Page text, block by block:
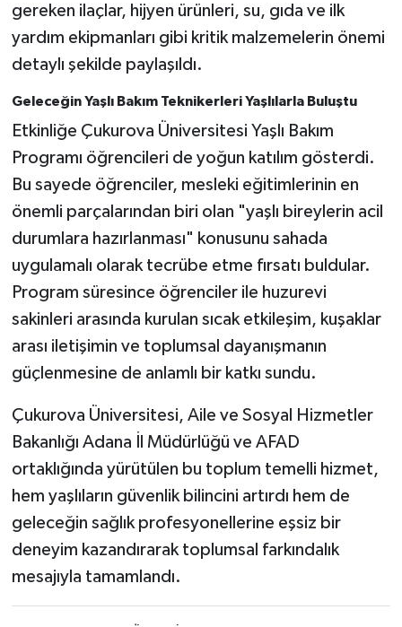
gereken ilaçlar, hijyen ürünleri, su, gıda ve ilk
yardım ekipmanları gibi kritik malzemelerin önemi
detaylı şekilde paylaşıldı.
Geleceğin Yaşlı Bakım Teknikerleri Yaşlılarla Buluştu
Etkinliğe Çukurova Üniversitesi Yaşlı Bakım
Programı öğrencileri de yoğun katılım gösterdi.
Bu sayede öğrenciler, mesleki eğitimlerinin en
önemli parçalarından biri olan "yaşlı bireylerin acil
durumlara hazırlanması" konusunu sahada
uygulamalı olarak tecrübe etme fırsatı buldular.
Program süresince öğrenciler ile huzurevi
sakinleri arasında kurulan sıcak etkileşim, kuşaklar
arası iletişimin ve toplumsal dayanışmanın
güçlenmesine de anlamlı bir katkı sundu.
Çukurova Üniversitesi, Aile ve Sosyal Hizmetler
Bakanlığı Adana İl Müdürlüğü ve AFAD
ortaklığında yürütülen bu toplum temelli hizmet,
hem yaşlıların güvenlik bilincini artırdı hem de
geleceğin sağlık profesyonellerine eşsiz bir
deneyim kazandırarak toplumsal farkındalık
mesajıyla tamamlandı.